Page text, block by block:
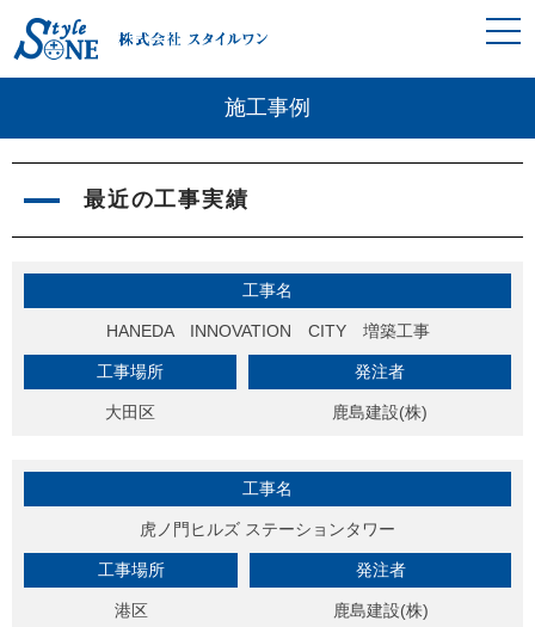
施工事例
最近の工事実績
工事名
HANEDA INNOVATION CITY 増築工事
工事場所 発注者
大田区 鹿島建設(株)
工事名
虎ノ門ヒルズ ステーションタワー
工事場所 発注者
港区 鹿島建設(株)